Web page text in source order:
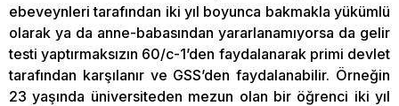
ebeveynleri tarafından iki yıl boyunca bakmakla yükümlü
olarak ya da anne-babasından yararlanamıyorsa da gelir
testi yaptırmaksızın 60/c-1’den faydalanarak primi devlet
tarafından karşılanır ve GSS’den faydalanabilir. Örneğin
23 yaşında üniversiteden mezun olan bir öğrenci iki yıl